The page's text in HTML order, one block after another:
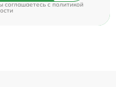
соглашаетесь c политикой